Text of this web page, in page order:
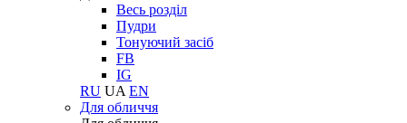
Весь розділ
Пудри
Тонуючий засіб
FB
IG
RU UA EN
Для обличчя